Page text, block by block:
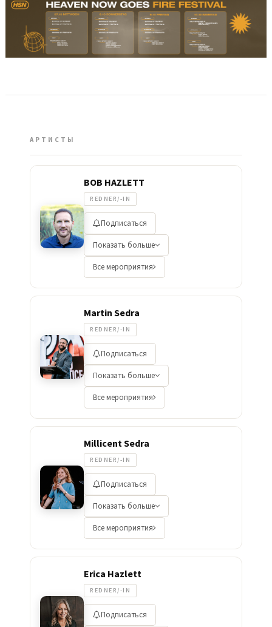
АРТИСТЫ
BOB HAZLETT
REDNER/-IN
Подписаться
Показать больше
Все мероприятия
Martin Sedra
REDNER/-IN
Подписаться
Показать больше
Все мероприятия
Millicent Sedra
REDNER/-IN
Подписаться
Показать больше
Все мероприятия
Erica Hazlett
REDNER/-IN
Подписаться